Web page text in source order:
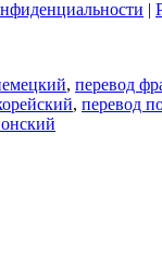
|
, перевод
, перевод